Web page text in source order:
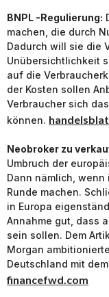
BNPL -Regulierung:
machen, die durch
Dadurch will sie die
Unübersichtlichkeit
auf die
der Kosten sollen
Verbraucher sich
können.
Neobroker zu
Umbruch der
Dann nämlich, wenn
Runde machen.
in Europa
Annahme gut, dass
sein sollen. Dem
Morgan
Deutschland mit
financefwd.com